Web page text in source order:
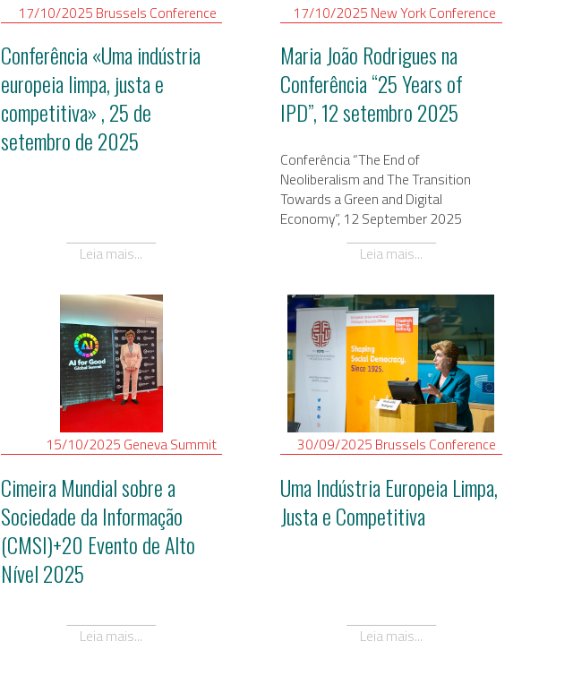
17/10/2025 Brussels Conference
Conferência «Uma indústria
europeia limpa, justa e
competitiva» , 25 de
setembro de 2025
Leia mais...
17/10/2025 New YorkConference
Maria João Rodrigues na
Conferência “25 Years of
IPD”, 12 setembro 2025
Conferência “The End of
Neoliberalism and The Transition
Towards a Green and Digital
Economy”, 12 September 2025
Leia mais...
15/10/2025 GenevaSummit
Cimeira Mundial sobre a
Sociedade da Informação
(CMSI)+20 Evento de Alto
Nível 2025
Leia mais...
30/09/2025 Brussels Conference
Uma Indústria Europeia Limpa,
Justa e Competitiva
Leia mais...